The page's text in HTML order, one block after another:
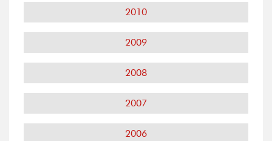
2010
2009
2008
2007
2006